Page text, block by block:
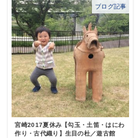
ブログ記事
宮崎2017夏休み【勾玉・土笛・はにわ
作り・古代織り】生目の杜／遊古館